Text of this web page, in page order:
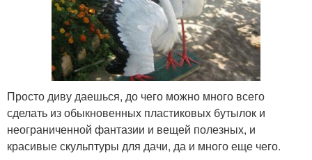
Просто диву даешься, до чего можно много всего
сделать из обыкновенных пластиковых бутылок и
неограниченной фантазии и вещей полезных, и
красивые скульптуры для дачи, да и много еще чего.